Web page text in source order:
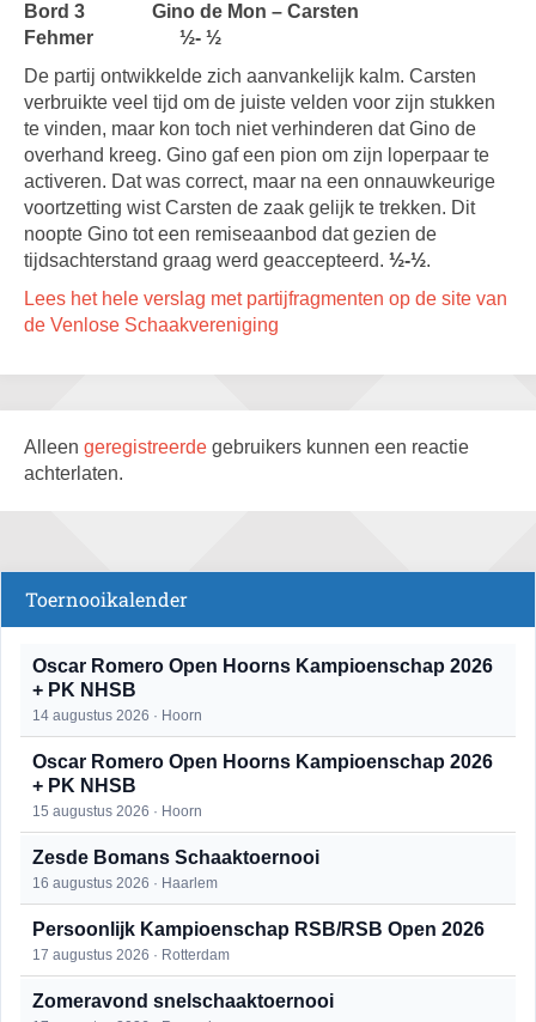
Bord 3
Gino de Mon – Carsten
Fehmer
½- ½
De partij ontwikkelde zich aanvankelijk kalm. Carsten
verbruikte veel tijd om de juiste velden voor zijn stukken
te vinden, maar kon toch niet verhinderen dat Gino de
overhand kreeg. Gino gaf een pion om zijn loperpaar te
activeren. Dat was correct, maar na een onnauwkeurige
voortzetting wist Carsten de zaak gelijk te trekken. Dit
noopte Gino tot een remiseaanbod dat gezien de
tijdsachterstand graag werd geaccepteerd. ½-½.
Lees het hele verslag met partijfragmenten op de site van
de Venlose Schaakvereniging
Alleen geregistreerde gebruikers kunnen een reactie
achterlaten.
Toernooikalender
Oscar Romero Open Hoorns Kampioenschap 2026
+ PK NHSB
14 augustus 2026 · Hoorn
Oscar Romero Open Hoorns Kampioenschap 2026
+ PK NHSB
15 augustus 2026 · Hoorn
Zesde Bomans Schaaktoernooi
16 augustus 2026 · Haarlem
Persoonlijk Kampioenschap RSB/RSB Open 2026
17 augustus 2026 · Rotterdam
Zomeravond snelschaaktoernooi